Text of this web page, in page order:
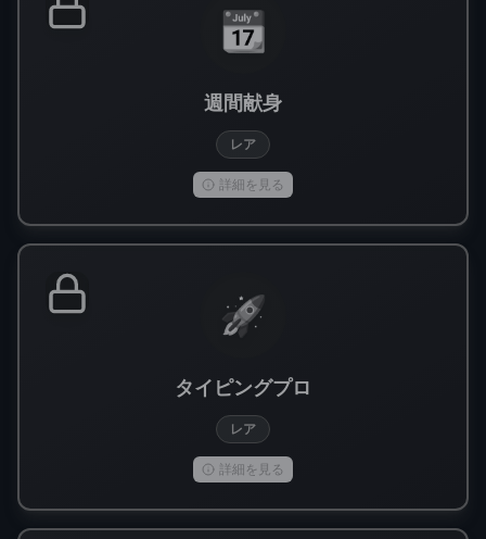
📆
週間献身
レア
詳細を見る
🚀
タイピングプロ
レア
詳細を見る